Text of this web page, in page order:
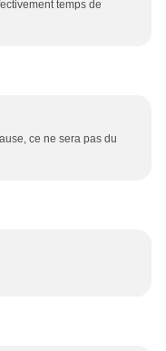
temps de
ce ne sera pas du